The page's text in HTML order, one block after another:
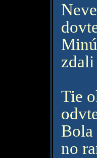
Tie
Bola
no